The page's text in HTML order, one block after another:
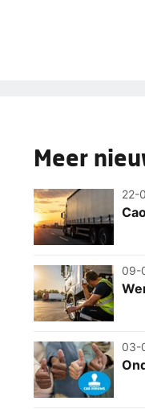
Meer
22-
09-
03-